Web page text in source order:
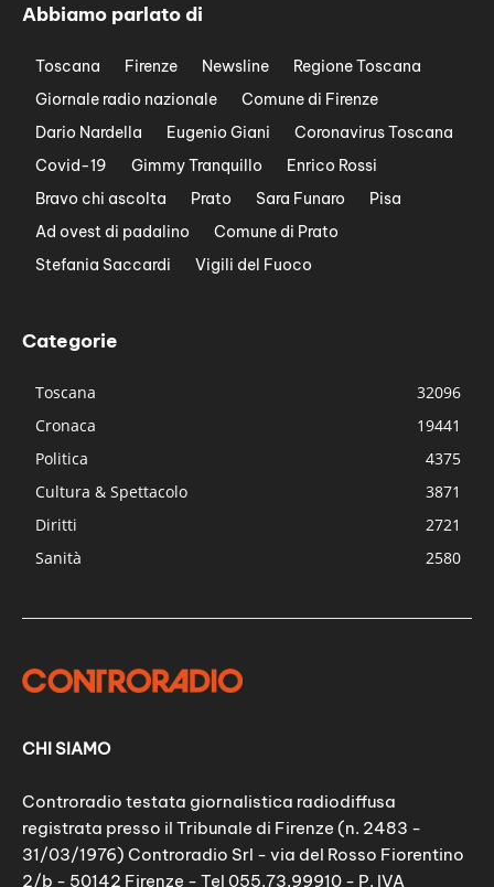
Abbiamo parlato di
Toscana Firenze Newsline
Regione Toscana
Giornale radio nazionale
Comune di Firenze
Dario Nardella
Eugenio Giani
Coronavirus Toscana
Covid-19
Gimmy Tranquillo
Enrico Rossi
Bravo chi ascolta
Prato Sara Funaro
Pisa
Ad ovest di padalino
Comune di Prato
Stefania Saccardi
Vigili del Fuoco
Categorie
Toscana
32096
Cronaca
19441
Politica
4375
Cultura & Spettacolo
3871
Diritti
2721
Sanità
2580
CHI SIAMO
Controradio testata giornalistica radiodiffusa
registrata presso il Tribunale di Firenze (n. 2483 -
31/03/1976) Controradio Srl - via del Rosso Fiorentino
2/b - 50142 Firenze - Tel 055.73.99910 - P. IVA